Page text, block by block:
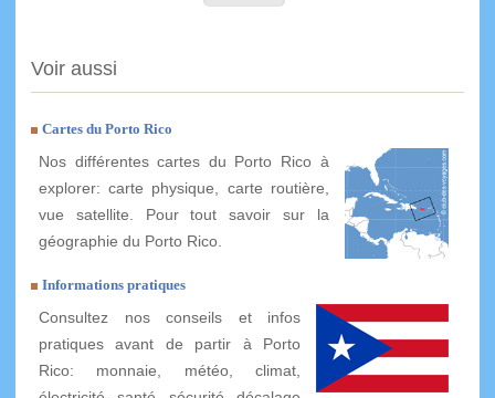
Voir aussi
Cartes du Porto Rico
Nos différentes cartes du Porto Rico à
explorer: carte physique, carte routière,
vue satellite. Pour tout savoir sur la
géographie du Porto Rico.
Informations pratiques
Consultez nos conseils et infos
pratiques avant de partir à Porto
Rico: monnaie, météo, climat,